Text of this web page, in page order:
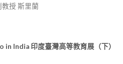
授 斯里蘭
India 印度臺灣高等教育展（下）